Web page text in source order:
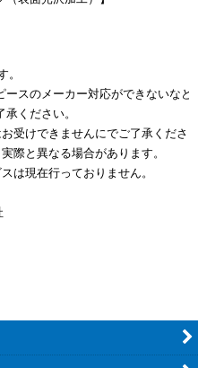
。
ースのメーカー対応ができないな
ください。
受けできませんにでご了承くださ
際と異なる場合があります。
は現在行っておりません。